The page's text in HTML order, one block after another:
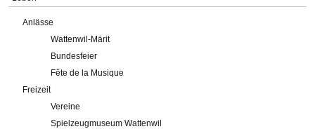
Anlässe
Wattenwil-Märit
Bundesfeier
Fête de la Musique
Freizeit
Vereine
Spielzeugmuseum Wattenwil